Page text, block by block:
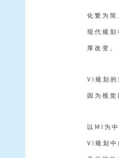
化繁为
现代规
厚改变。
VI规划的
因为视
以MI为
VI规划中